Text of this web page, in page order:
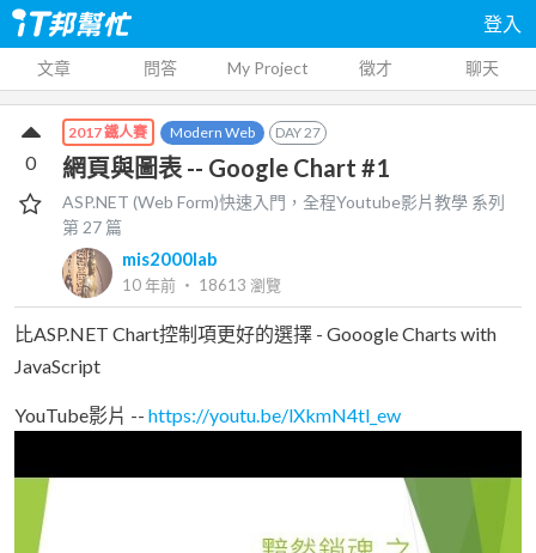
登入
文章 問答 My Project 徵才 聊天
2017 鐵人賽 Modern Web DAY27
網頁與圖表 -- Google Chart #1
ASP.NET (Web Form)快速入門，全程Youtube影片教學 系列
第27 篇
mis2000lab
10 年前 ‧ 18613 瀏覽
0
比ASP.NET Chart控制項更好的選擇 - Gooogle Charts with
JavaScript
YouTube影片 -- https://youtu.be/lXkmN4tl_ew